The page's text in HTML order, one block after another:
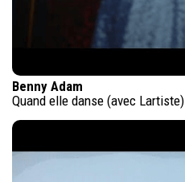
Benny Adam
Quand elle danse (avec Lartiste)